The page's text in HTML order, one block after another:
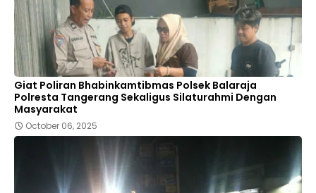
Giat Poliran Bhabinkamtibmas Polsek Balaraja
Polresta Tangerang Sekaligus Silaturahmi Dengan
Masyarakat
October 06, 2025